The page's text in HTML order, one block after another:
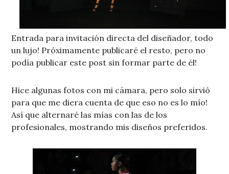
Entrada para invitación directa del diseñador, todo
un lujo! Próximamente publicaré el resto, pero no
podía publicar este post sin formar parte de él!
Hice algunas fotos con mi cámara, pero solo sirvió
para que me diera cuenta de que eso no es lo mío!
Así que alternaré las mías con las de los
profesionales, mostrando mis diseños preferidos.